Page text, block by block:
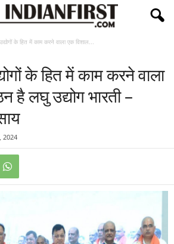
के हित में काम करने वाला एक विशाल...
के हित में काम करने वाला
है लघु उद्योग भारती –
2024